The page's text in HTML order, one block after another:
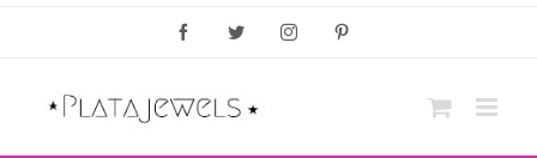
FacebookTwitter Instagram